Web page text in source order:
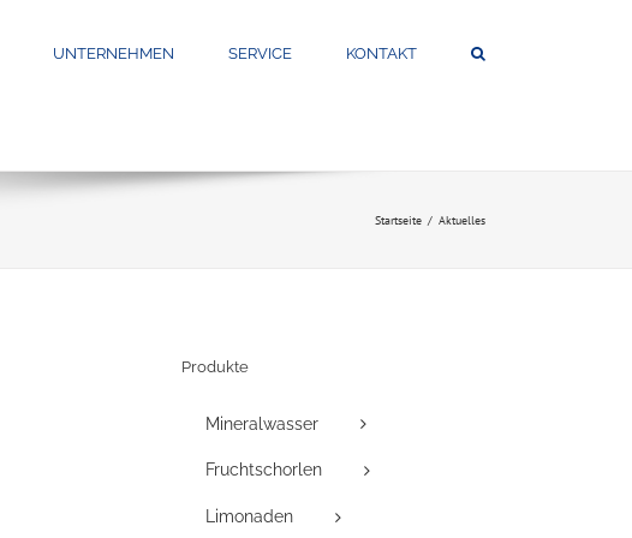
UNTERNEHMEN SERVICE KONTAKT
Startseite Aktuelles
Produkte
Mineralwasser
Fruchtschorlen
Limonaden